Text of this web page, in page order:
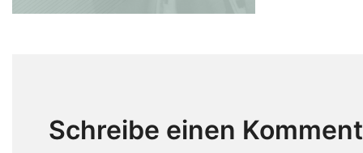
Schreibe einen